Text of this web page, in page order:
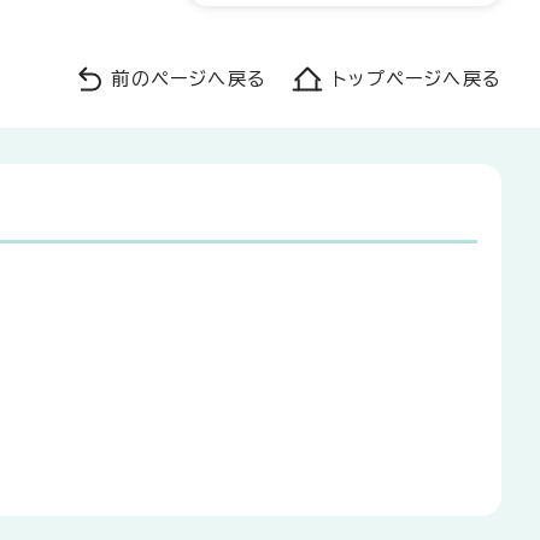
前のページへ戻る トップページへ戻る